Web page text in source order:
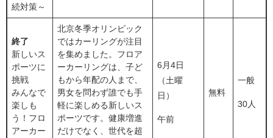
続対策～
終了
新しいス
ポーツに
挑戦
みんなで
楽しも
う！フロ
アーカー
北京冬季オリンピック
ではカーリングが注目
を集めました。フロア
ーカーリングは、子ど
もから年配の人まで、
男女を問わず誰でも手
軽に楽しめる新しいス
ポーツです。健康増進
だけでなく、世代を超
6月4日
（土曜
日）
午前
無料
一般
30人